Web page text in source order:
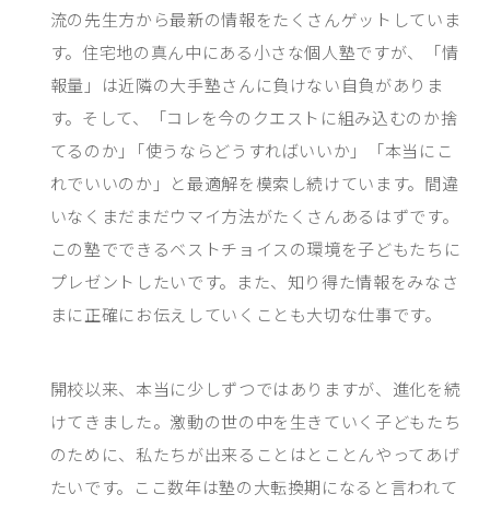
流の先生方から最新の情報をたくさんゲットしていま
す。住宅地の真ん中にある小さな個人塾ですが、「情
報量」は近隣の大手塾さんに負けない自負がありま
す。そして、「コレを今のクエストに組み込むのか捨
てるのか｣「使うならどうすればいいか」「本当にこ
れでいいのか」と最適解を模索し続けています。間違
いなくまだまだウマイ方法がたくさんあるはずです。
この塾でできるベストチョイスの環境を子どもたちに
プレゼントしたいです。また、知り得た情報をみなさ
まに正確にお伝えしていくことも大切な仕事です。
開校以来、本当に少しずつではありますが、進化を続
けてきました。激動の世の中を生きていく子どもたち
のために、私たちが出来ることはとことんやってあげ
たいです。ここ数年は塾の大転換期になると言われて